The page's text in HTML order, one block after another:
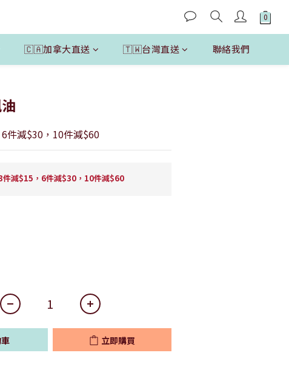
🇨🇦加拿大直送 🇹🇼台灣直送 聯絡我們
件減$30，10件減$60
件減$15，6件減$30，10件減$60
立即購買